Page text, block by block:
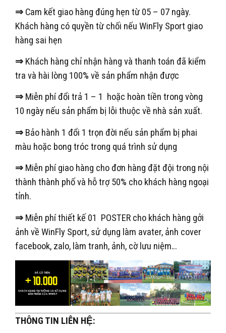
⇒ Cam kết giao hàng đúng hẹn từ 05 – 07 ngày.
Khách hàng có quyền từ chối nếu WinFly Sport giao
hàng sai hẹn
⇒ Khách hàng chỉ nhận hàng và thanh toán đã kiểm
tra và hài lòng 100% về sản phẩm nhận được
⇒ Miễn phí đổi trả 1 – 1 hoặc hoàn tiền trong vòng
10 ngày nếu sản phẩm bị lỗi thuộc về nhà sản xuất.
⇒ Bảo hành 1 đổi 1 trọn đời nếu sản phẩm bị phai
màu hoặc bong tróc trong quá trình sử dụng
⇒ Miễn phí giao hàng cho đơn hàng đặt đội trong nội
thành thành phố và hỗ trợ 50% cho khách hàng ngoại
tỉnh.
⇒ Miễn phí thiết kế 01 POSTER cho khách hàng gởi
ảnh về WinFly Sport, sử dụng làm avater, ảnh cover
facebook, zalo, làm tranh, ảnh, cờ lưu niệm…
THÔNG TIN LIÊN HỆ: